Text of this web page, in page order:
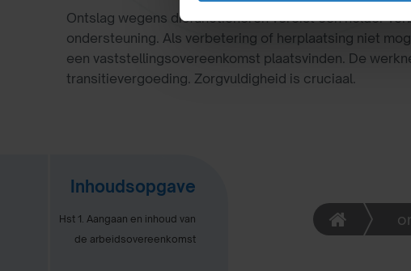
Ontslag wegens disfunctioneren vereist een helder
ondersteuning. Als verbetering of herplaatsing niet
een vaststellingsovereenkomst plaatsvinden. De
transitievergoeding. Zorgvuldigheid is cruciaal.
Inhoudsopgave
Hst 1. Aangaan en inhoud van
de arbeidsovereenkomst